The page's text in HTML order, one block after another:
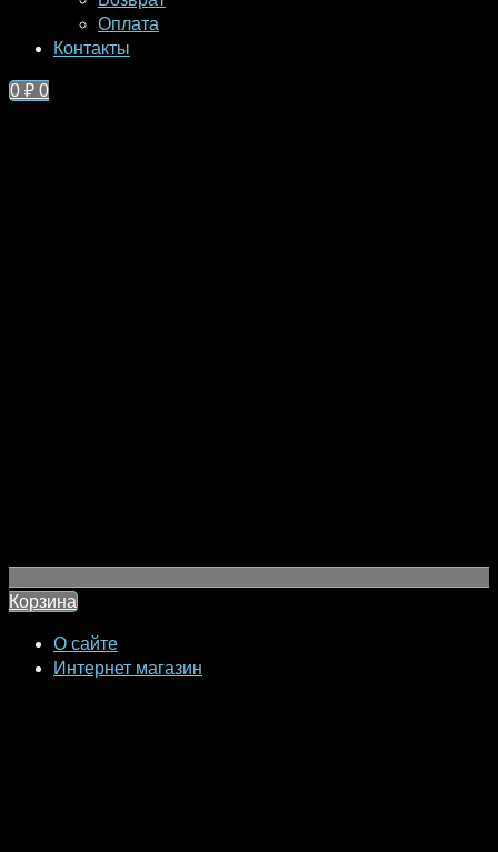
Оплата
Контакты
0 ₽ 0
Корзина
О сайте
Интернет магазин